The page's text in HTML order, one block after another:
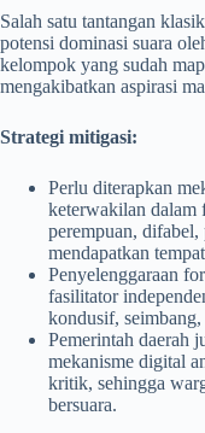
Salah satu tantangan
potensi dominasi suara
kelompok yang sudah
mengakibatkan aspirasi
Strategi mitigasi:
Perlu diterapkan
keterwakilan dalam
perempuan,
mendapatkan
Penyelenggaraan
fasilitator
kondusif,
Pemerintah daerah
mekanisme digital
kritik, sehingga
bersuara.